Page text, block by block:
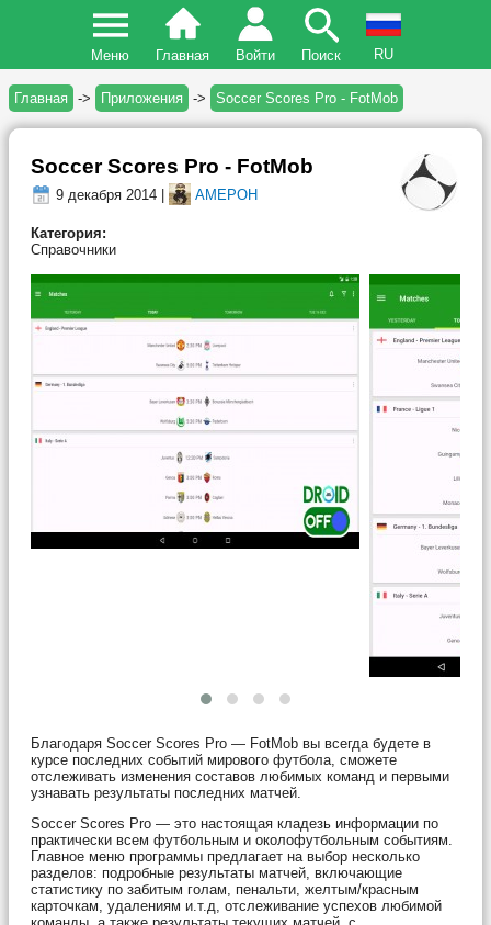
Меню Главная Войти Поиск RU
Главная -> Приложения -> Soccer Scores Pro - FotMob
Soccer Scores Pro - FotMob
9 декабря 2014 | AMEPOH
Категория:
Справочники
Благодаря Soccer Scores Pro — FotMob вы всегда будете в
курсе последних событий мирового футбола, сможете
отслеживать изменения составов любимых команд и первыми
узнавать результаты последних матчей.
Soccer Scores Pro — это настоящая кладезь информации по
практически всем футбольным и околофутбольным событиям.
Главное меню программы предлагает на выбор несколько
разделов: подробные результаты матчей, включающие
статистику по забитым голам, пенальти, желтым/красным
карточкам, удалениям и.т.д, отслеживание успехов любимой